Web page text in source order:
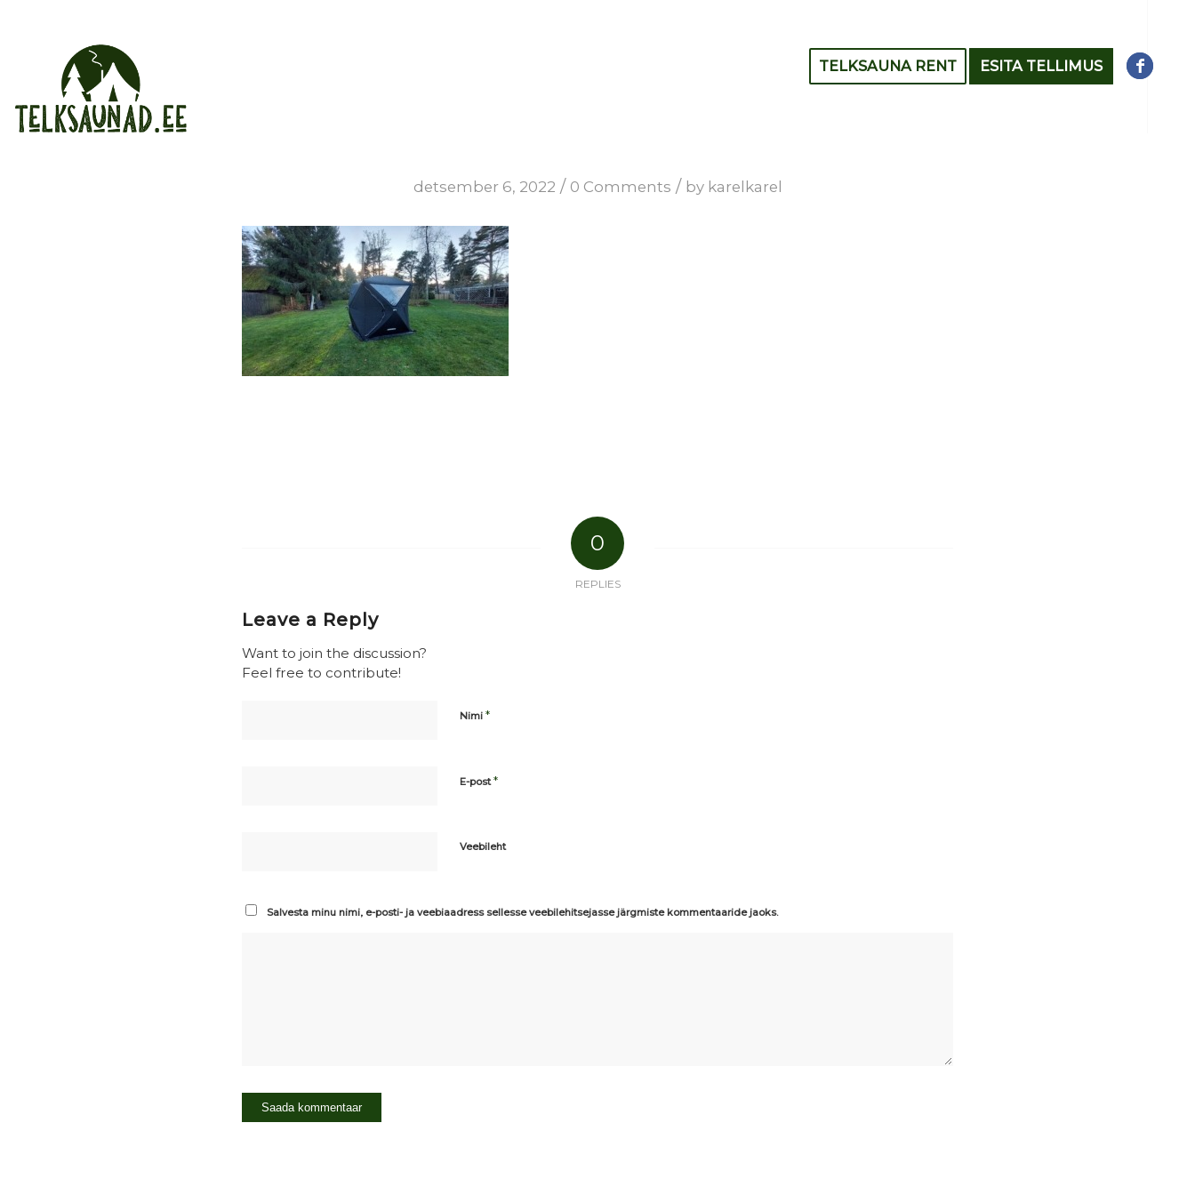
TELKSAUNA RENT ESITA TELLIMUS
detsember 6, 2022 / 0 Comments / by karelkarel
0
REPLIES
Leave a Reply
Want to join the discussion?
Feel free to contribute!
Nimi *
E-post*
Veebileht
Salvesta minu nimi, e-posti- ja veebiaadress sellesse veebilehitsejasse järgmiste kommentaaride jaoks.